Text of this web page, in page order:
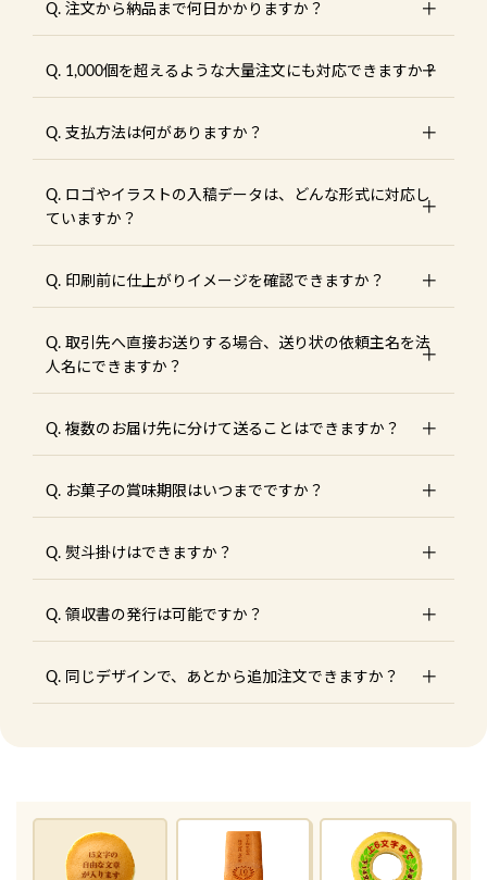
Q. 注文から納品まで何日かかりますか？
Q. 1,000個を超えるような大量注文にも対応できますか？
Q. 支払方法は何がありますか？
Q. ロゴやイラストの入稿データは、どんな形式に対応し
ていますか？
Q. 印刷前に仕上がりイメージを確認できますか？
Q. 取引先へ直接お送りする場合、送り状の依頼主名を法
人名にできますか？
Q. 複数のお届け先に分けて送ることはできますか？
Q. お菓子の賞味期限はいつまでですか？
Q. 熨斗掛けはできますか？
Q. 領収書の発行は可能ですか？
Q. 同じデザインで、あとから追加注文できますか？